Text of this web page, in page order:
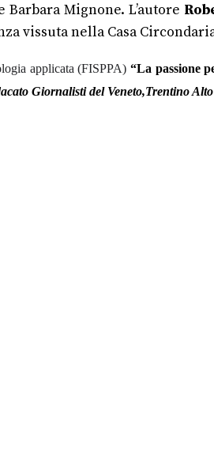
Mignone. L’autore
vissuta nella Casa
applicata (FISPPA)“La passione
Giornalisti del Veneto,Trentino